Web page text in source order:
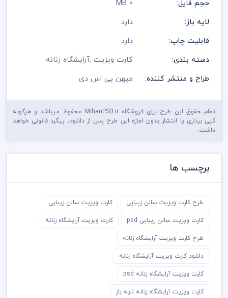
حجم فایل:
0 MB
لایه باز:
دارد
قابلیت چاپ:
دارد
دسته بندی:
کارت ویزیت,آرایشگاه زنانه
طراح و منتشر کننده:
میهن پی اس دی
تمام حقوق این طرح برای فروشگاه MihanPSD.ir محفوظ میباشد و هرگونه
کپی برداری یا انتشار بدون اجازه این طرح پس از دانلود، پیگرد قانونی خواهد
داشت.
برچسب ها
طرح کارت ویزیت سالن زیبایی کارت ویزیت سالن زیبایی
کارت ویزیت سالن زیبایی psd کارت ویزیت آرایشگاه زنانه
طرح کارت ویزیت آرایشگاه زنانه
دانلود کارت ویزیت آرایشگاه زنانه
کارت ویزیت آرایشگاه زنانه psd
کارت ویزیت آرایشگاه زنانه لایه باز